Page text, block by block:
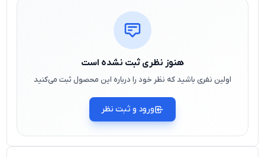
هنوز نظری ثبت نشده است
اولین نفری باشید که نظر خود را درباره این محصول ثبت می‌کنید
ورود و ثبت نظر